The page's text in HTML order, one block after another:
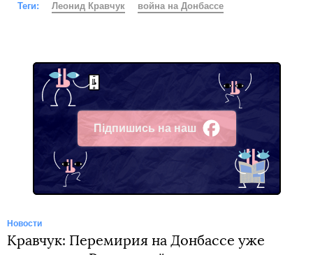
Теги: Леонид Кравчук война на Донбассе
Підпишись на наш
Facebook
Новости
Кравчук: Перемирия на Донбассе уже